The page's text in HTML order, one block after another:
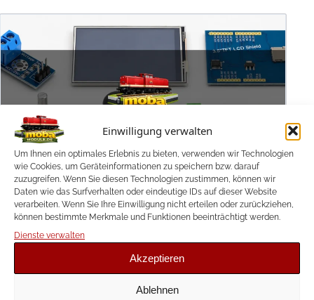
Einwilligung verwalten
Um Ihnen ein optimales Erlebnis zu bieten, verwenden wir Technologien
wie Cookies, um Geräteinformationen zu speichern bzw. darauf
zuzugreifen. Wenn Sie diesen Technologien zustimmen, können wir
Daten wie das Surfverhalten oder eindeutige IDs auf dieser Website
verarbeiten. Wenn Sie Ihre Einwilligung nicht erteilen oder zurückziehen,
können bestimmte Merkmale und Funktionen beeinträchtigt werden.
Dienste verwalten
Akzeptieren
Ablehnen
PWM ANALOG FAHRREGLER
PWM-Fahrregler für die analoge
Modelleisenbahn – Teil 4: